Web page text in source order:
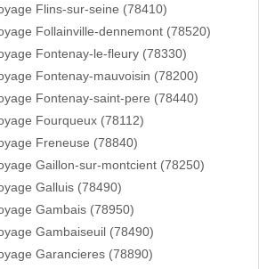
Flins-sur-seine (78410)
Follainville-dennemont (78520)
Fontenay-le-fleury (78330)
Fontenay-mauvoisin (78200)
Fontenay-saint-pere (78440)
Fourqueux (78112)
Freneuse (78840)
Gaillon-sur-montcient (78250)
Galluis (78490)
Gambais (78950)
Gambaiseuil (78490)
Garancieres (78890)